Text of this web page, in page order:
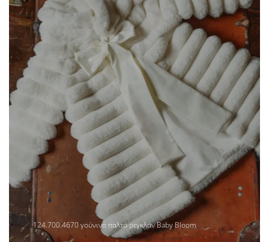
124.700.4670 γούνινο παλτό ρεγκλάν Baby Bloom